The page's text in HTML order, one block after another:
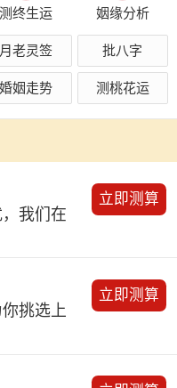
测终生运 姻缘分析
月老灵签 批八字
婚姻走势 测桃花运
我们在
立即测算
挑选上
立即测算